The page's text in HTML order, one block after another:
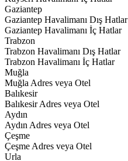
Gaziantep
Gaziantep Havalimanı Dış Hatlar
Gaziantep Havalimanı İç Hatlar
Trabzon
Trabzon Havalimanı Dış Hatlar
Trabzon Havalimanı İç Hatlar
Muğla
Muğla Adres veya Otel
Balıkesir
Balıkesir Adres veya Otel
Aydın
Aydın Adres veya Otel
Çeşme
Çeşme Adres veya Otel
Urla